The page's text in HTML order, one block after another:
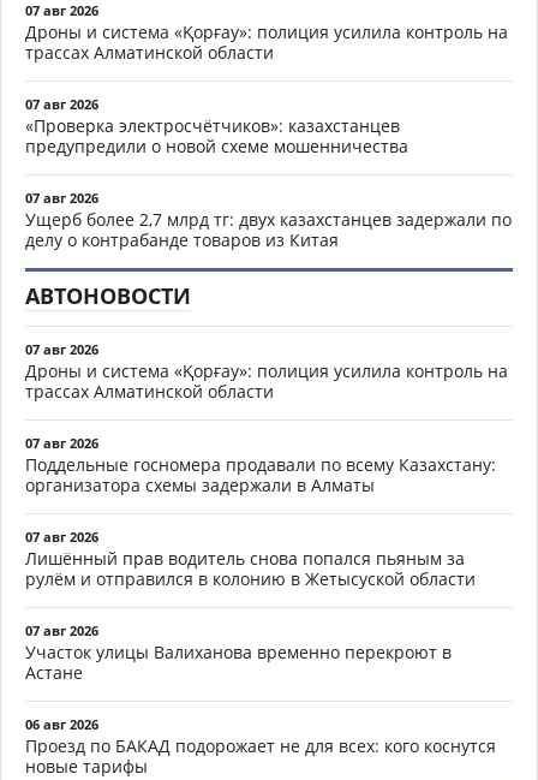
07 авг 2026
Дроны и система «Қорғау»: полиция усилила контроль на
трассах Алматинской области
07 авг 2026
«Проверка электросчётчиков»: казахстанцев
предупредили о новой схеме мошенничества
07 авг 2026
Ущерб более 2,7 млрд тг: двух казахстанцев задержали по
делу о контрабанде товаров из Китая
АВТОНОВОСТИ
07 авг 2026
Дроны и система «Қорғау»: полиция усилила контроль на
трассах Алматинской области
07 авг 2026
Поддельные госномера продавали по всему Казахстану:
организатора схемы задержали в Алматы
07 авг 2026
Лишённый прав водитель снова попался пьяным за
рулём и отправился в колонию в Жетысуской области
07 авг 2026
Участок улицы Валиханова временно перекроют в
Астане
06 авг 2026
Проезд по БАКАД подорожает не для всех: кого коснутся
новые тарифы